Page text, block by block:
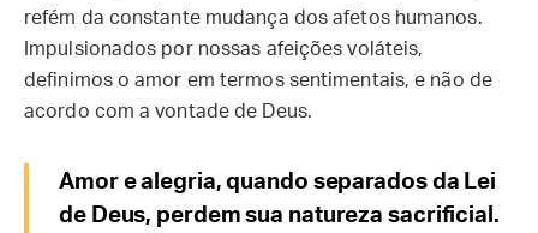
refém da constante mudança dos afetos humanos.
Impulsionados por nossas afeições voláteis,
definimos o amor em termos sentimentais, e não de
acordo com a vontade de Deus.
Amor e alegria, quando separados da Lei
de Deus, perdem sua natureza sacrificial.